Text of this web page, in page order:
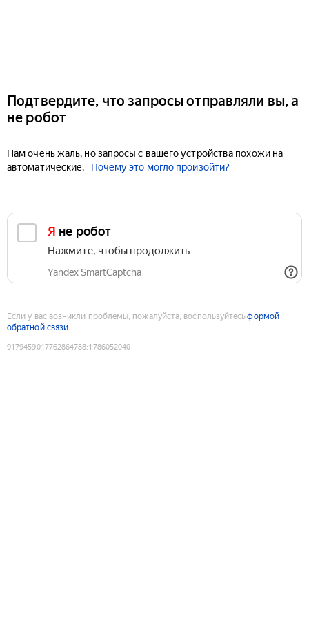
Подтвердите, что запросы отправляли вы, а
не робот
Нам очень жаль, но запросы с вашего устройства похожи на
автоматические.
Почему это могло произойти?
Я не робот
Нажмите, чтобы продолжить
Yandex SmartCaptcha
Если у вас возникли проблемы, пожалуйста, воспользуйтесьформой
обратной связи
9179459017762864788:1786052040